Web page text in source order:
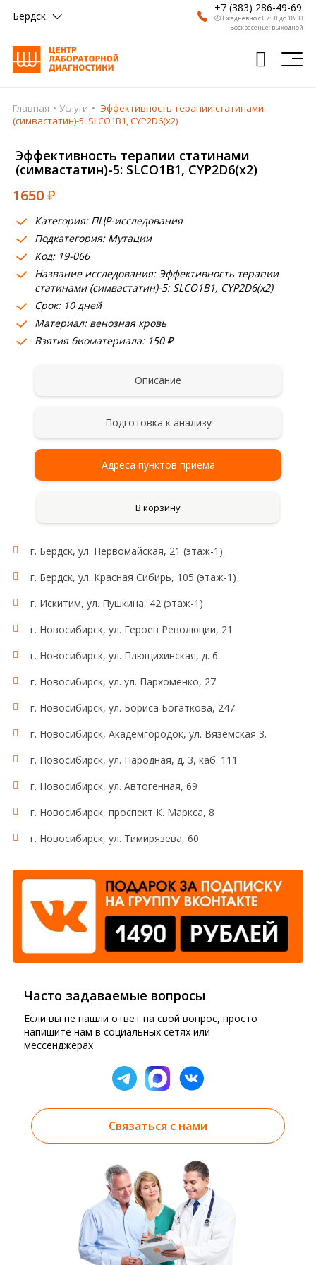
Бердск
+7 (383) 286-49-69
🕗 Ежедневно с 07:30 до 18:30
Воскресенье: выходной
Главная
Врачи
Получить результат
Пациентам
О компании
Где сдать
Партнерам
Главная Услуги
Эффективность терапии статинами
(симвастатин)-5: SLCO1B1, CYP2D6(х2)
Эффективность терапии статинами
(симвастатин)-5: SLCO1B1, CYP2D6(х2)
1650₽
Категория: ПЦР-исследования
Подкатегория: Мутации
Код: 19-066
Название исследования: Эффективность терапии
статинами (симвастатин)-5: SLCO1B1, CYP2D6(х2)
Срок: 10 дней
Материал: венозная кровь
Взятия биоматериала: 150 ₽
Описание
Подготовка к анализу
Адреса пунктов приема
В корзину
г. Бердск, ул. Первомайская, 21 (этаж-1)
г. Бердск, ул. Красная Сибирь, 105 (этаж-1)
г. Искитим, ул. Пушкина, 42 (этаж-1)
г. Новосибирск, ул. Героев Революции, 21
г. Новосибирск, ул. Плющихинская, д. 6
г. Новосибирск, ул. ул. Пархоменко, 27
г. Новосибирск, ул. Бориса Богаткова, 247
г. Новосибирск, Академгородок, ул. Вяземская 3.
г. Новосибирск, ул. Народная, д. 3, каб. 111
г. Новосибирск, ул. Автогенная, 69
г. Новосибирск, проспект К. Маркса, 8
г. Новосибирск, ул. Тимирязева, 60
Часто задаваемые вопросы
Если вы не нашли ответ на свой вопрос, просто
напишите нам в социальных сетях или
мессенджерах
Связаться с нами